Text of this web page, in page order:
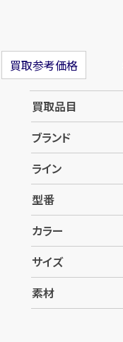
買取参考価格
買取品目
ブランド
ライン
型番
カラー
サイズ
素材